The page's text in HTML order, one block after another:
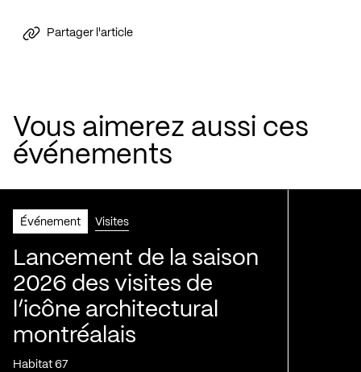
Partager l'article
Vous aimerez aussi ces
événements
Événement Visites
Lancement de la saison
2026 des visites de
l’icône architectural
montréalais
Habitat 67